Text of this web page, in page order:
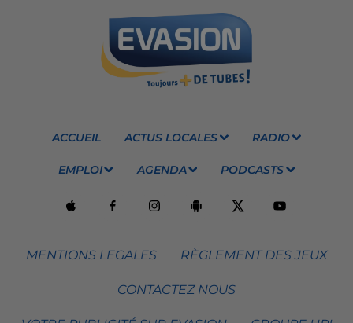
ACCUEIL ACTUS LOCALES RADIO
EMPLOI AGENDA PODCASTS
MENTIONS LEGALES RÈGLEMENT DES JEUX
CONTACTEZ NOUS